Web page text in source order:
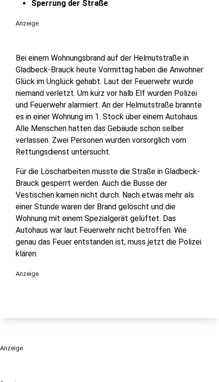
Sperrung der Straße
Anzeige
Bei einem Wohnungsbrand auf der Helmutstraße in
Gladbeck-Brauck heute Vormittag haben die Anwohner
Glück im Unglück gehabt. Laut der Feuerwehr wurde
niemand verletzt. Um kurz vor halb Elf wurden Polizei
und Feuerwehr alarmiert. An der Helmutstraße brannte
es in einer Wohnung im 1. Stock über einem Autohaus.
Alle Menschen hatten das Gebäude schon selber
verlassen. Zwei Personen wurden vorsorglich vom
Rettungsdienst untersucht.
Für die Löscharbeiten musste die Straße in Gladbeck-
Brauck gesperrt werden. Auch die Busse der
Vestischen kamen nicht durch. Nach etwas mehr als
einer Stunde waren der Brand gelöscht und die
Wohnung mit einem Spezialgerät gelüftet. Das
Autohaus war laut Feuerwehr nicht betroffen. Wie
genau das Feuer entstanden ist, muss jetzt die Polizei
klären.
Anzeige
Anzeige